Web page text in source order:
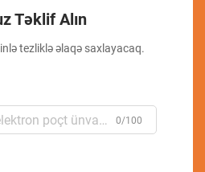
Təklif Alın
tezliklə əlaqə saxlayacaq.
0/100